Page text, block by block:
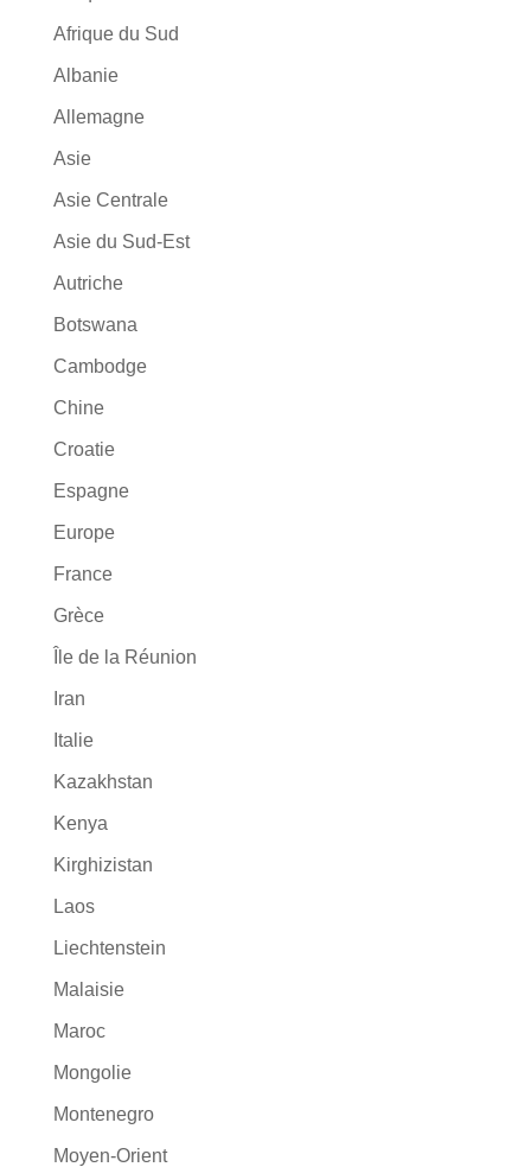
Afrique du Sud
Albanie
Allemagne
Asie
Asie Centrale
Asie du Sud-Est
Autriche
Botswana
Cambodge
Chine
Croatie
Espagne
Europe
France
Grèce
Île de la Réunion
Iran
Italie
Kazakhstan
Kenya
Kirghizistan
Laos
Liechtenstein
Malaisie
Maroc
Mongolie
Montenegro
Moyen-Orient